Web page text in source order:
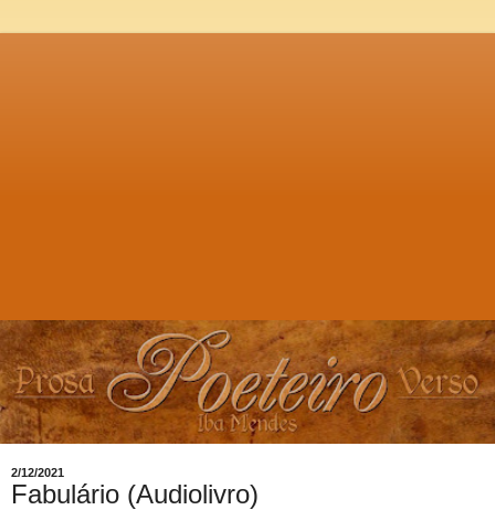
2/12/2021
Fabulário (Audiolivro)